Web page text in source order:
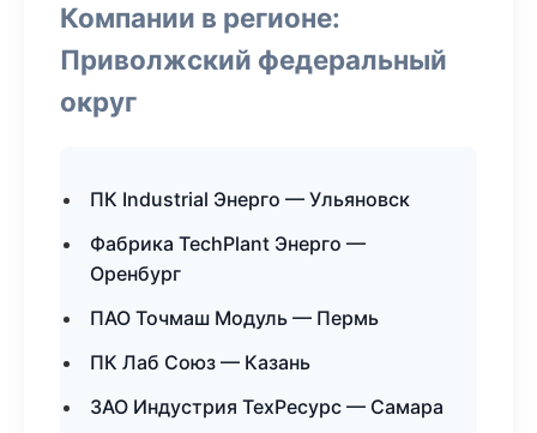
Компании в регионе:
Приволжский федеральный
округ
ПК Industrial Энерго — Ульяновск
Фабрика TechPlant Энерго —
Оренбург
ПАО Точмаш Модуль — Пермь
ПК Лаб Союз — Казань
ЗАО Индустрия ТехРесурс — Самара